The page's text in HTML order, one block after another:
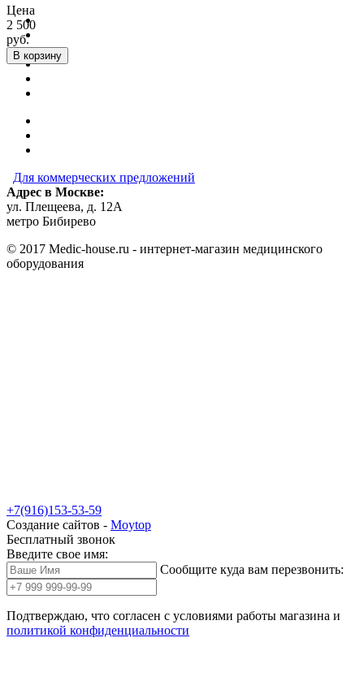
Цена
2 500
руб.
В корзину
Для коммерческих предложений
Адрес в Москве:
ул. Плещеева, д. 12А
метро Бибирево
© 2017 Medic-house.ru - интернет-магазин медицинского
оборудования
+7(916)153-53-59
Создание сайтов - Moytop
Бесплатный звонок
Введите свое имя:
Сообщите куда вам перезвонить:
Подтверждаю, что согласен с условиями работы магазина и
политикой конфиденциальности